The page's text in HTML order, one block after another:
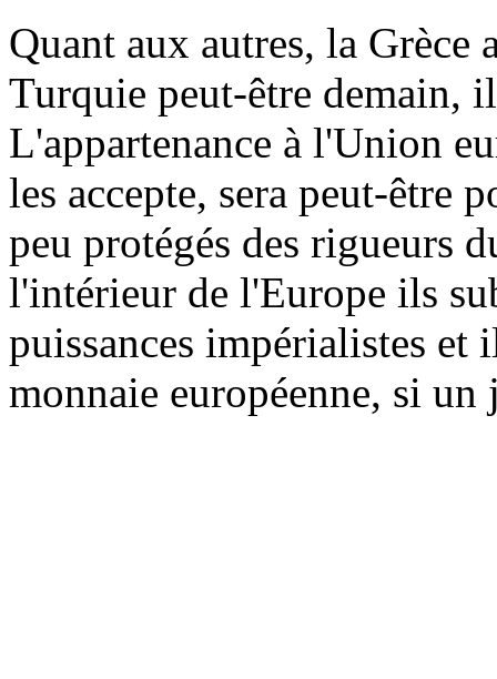
Quant aux autres, la
Turquie peut-être demain,
L'appartenance à l'Union
les accepte, sera peut-être
peu protégés des rigueurs
l'intérieur de l'Europe ils
puissances impérialistes et
monnaie européenne, si